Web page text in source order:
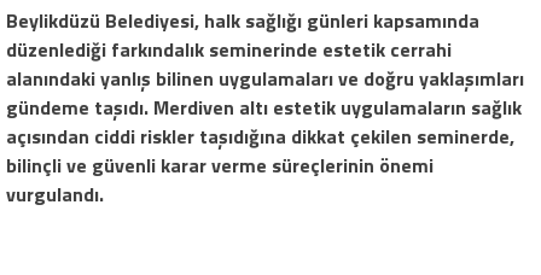
Beylikdüzü Belediyesi, halk sağlığı günleri kapsamında
düzenlediği farkındalık seminerinde estetik cerrahi
alanındaki yanlış bilinen uygulamaları ve doğru yaklaşımları
gündeme taşıdı. Merdiven altı estetik uygulamaların sağlık
açısından ciddi riskler taşıdığına dikkat çekilen seminerde,
bilinçli ve güvenli karar verme süreçlerinin önemi
vurgulandı.